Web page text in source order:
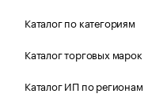
Каталог по категориям
Каталог торговых марок
Каталог ИП по регионам